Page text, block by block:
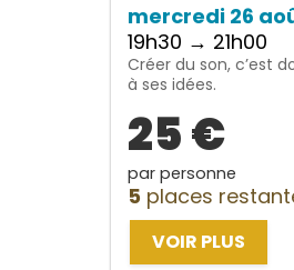
mercredi 26
19h30 → 21h00
Créer du son, c’est
à ses idées.
25 €
par personne
5 places
VOIR PLUS